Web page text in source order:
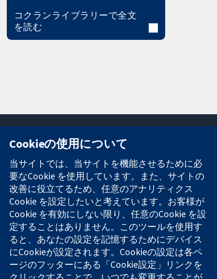
コクランライブラリーで全文
を読む
信頼できるエビ
デンスと
情報に基づく意
思決定により
健康のさらなる
向上へ
11-13 Cavendish
Square
London
W1G 0AN
United Kingdom
お問い合わせ
ニュース
広報
コクランにつ
いて
採用
Cochrane
Library
コクラン・コラボレーションは、イングランド及びウェールズ
Cookieの使用について
当サイトでは、当サイトを機能させるために必
要なCookie を使用しています。また、サイトの
改善に役立てるため、任意のアナリティクス
Cookie を設定したいと考えています。お客様が
Cookie を有効にしない限り、任意のCookie を設
定することはありません。このツールを使用す
ると、あなたの設定を記憶するためにデバイス
にCookieが設定されます。Cookieの設定は各ペ
ージのフッターにある「Cookie設定」リンクを